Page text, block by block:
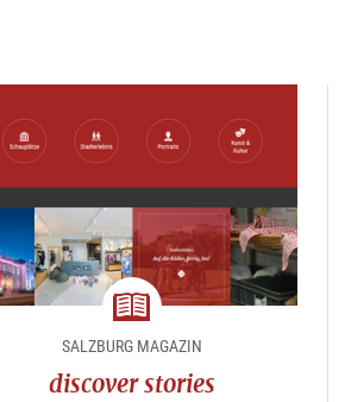
magazine
SALZBURG MAGAZIN
discover stories